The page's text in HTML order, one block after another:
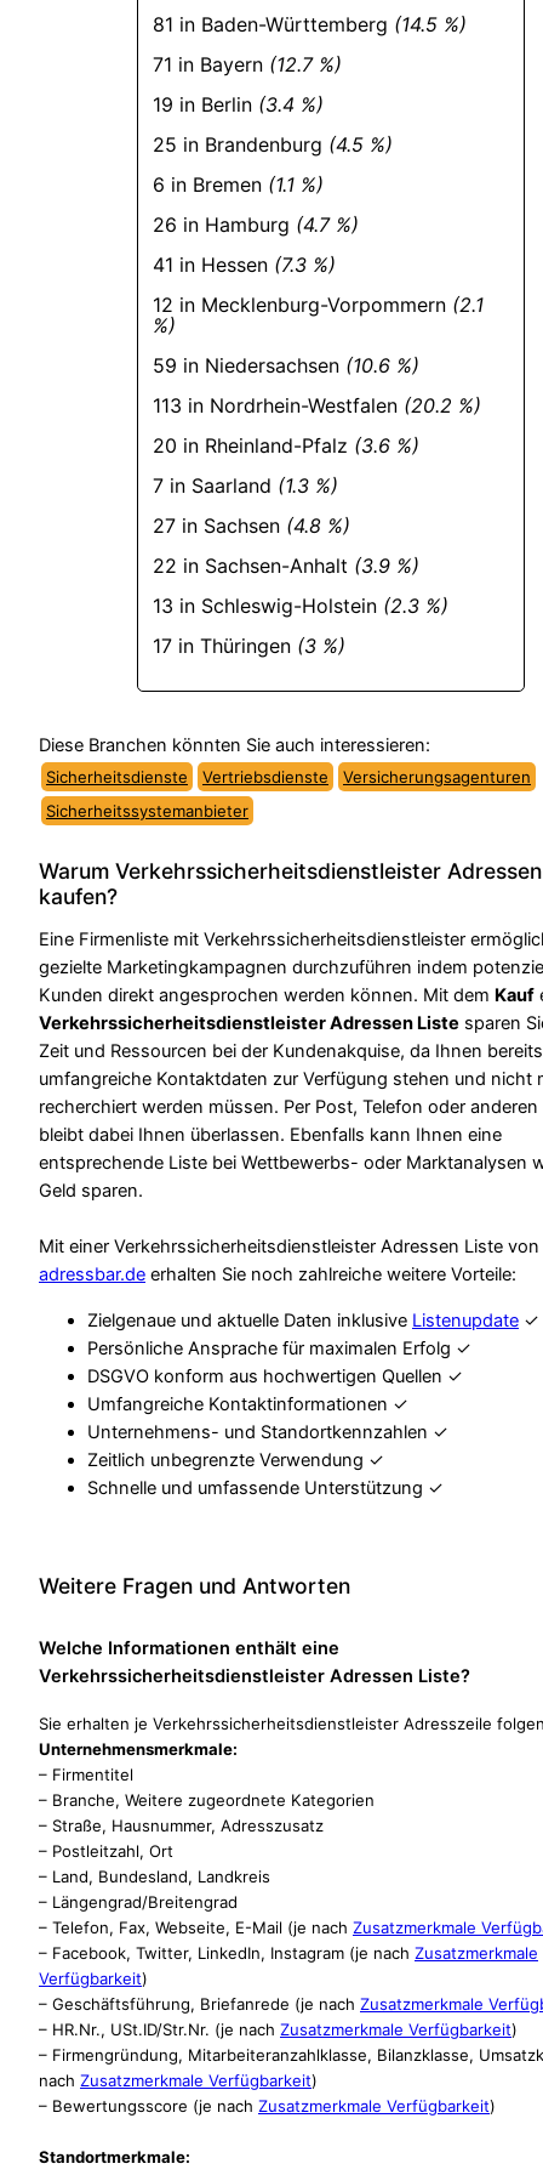
81 in Baden-Württemberg (14.5 %)
71 in Bayern (12.7 %)
19 in Berlin (3.4 %)
25 in Brandenburg (4.5 %)
6 in Bremen (1.1 %)
26 in Hamburg (4.7 %)
41 in Hessen (7.3 %)
12 in Mecklenburg-Vorpommern (2.1
%)
59 in Niedersachsen (10.6 %)
113 in Nordrhein-Westfalen (20.2 %)
20 in Rheinland-Pfalz (3.6 %)
7 in Saarland (1.3 %)
27 in Sachsen (4.8 %)
22 in Sachsen-Anhalt (3.9 %)
13 in Schleswig-Holstein (2.3 %)
17 in Thüringen (3 %)
Diese Branchen könnten Sie auch interessieren:
Sicherheitsdienste Vertriebsdienste
Versicherungsagenturen
Sicherheitssystemanbieter
Warum Verkehrssicherheitsdienstleister Adressen
kaufen?
Eine Firmenliste mit Verkehrssicherheitsdienstleister
gezielte Marketingkampagnen durchzuführen indem
Kunden direkt angesprochen werden können. Mit dem Kauf
Verkehrssicherheitsdienstleister Adressen Liste sparen
Zeit und Ressourcen bei der Kundenakquise, da Ihnen bereits
umfangreiche Kontaktdaten zur Verfügung stehen und nicht
recherchiert werden müssen. Per Post, Telefon oder anderen
bleibt dabei Ihnen überlassen. Ebenfalls kann Ihnen eine
entsprechende Liste bei Wettbewerbs- oder Marktanalysen
Geld sparen.
Mit einer Verkehrssicherheitsdienstleister Adressen Liste von
adressbar.de erhalten Sie noch zahlreiche weitere Vorteile:
Zielgenaue und aktuelle Daten inklusive Listenupdate ✓
Persönliche Ansprache für maximalen Erfolg ✓
DSGVO konform aus hochwertigen Quellen ✓
Umfangreiche Kontaktinformationen ✓
Unternehmens- und Standortkennzahlen ✓
Zeitlich unbegrenzte Verwendung ✓
Schnelle und umfassende Unterstützung ✓
Weitere Fragen und Antworten
Welche Informationen enthält eine
Verkehrssicherheitsdienstleister Adressen Liste?
Sie erhalten je Verkehrssicherheitsdienstleister Adresszeile
Unternehmensmerkmale:
– Firmentitel
– Branche, Weitere zugeordnete Kategorien
– Straße, Hausnummer, Adresszusatz
– Postleitzahl, Ort
– Land, Bundesland, Landkreis
– Längengrad/Breitengrad
– Telefon, Fax, Webseite, E-Mail (je nach Zusatzmerkmale
– Facebook, Twitter, LinkedIn, Instagram (je nach Zusatzmerkmale
Verfügbarkeit)
– Geschäftsführung, Briefanrede (je nach Zusatzmerkmale
– HR.Nr., USt.ID/Str.Nr. (je nach Zusatzmerkmale Verfügbarkeit)
– Firmengründung, Mitarbeiteranzahlklasse, Bilanzklasse,
nach Zusatzmerkmale Verfügbarkeit)
– Bewertungsscore (je nach Zusatzmerkmale Verfügbarkeit)
Standortmerkmale: